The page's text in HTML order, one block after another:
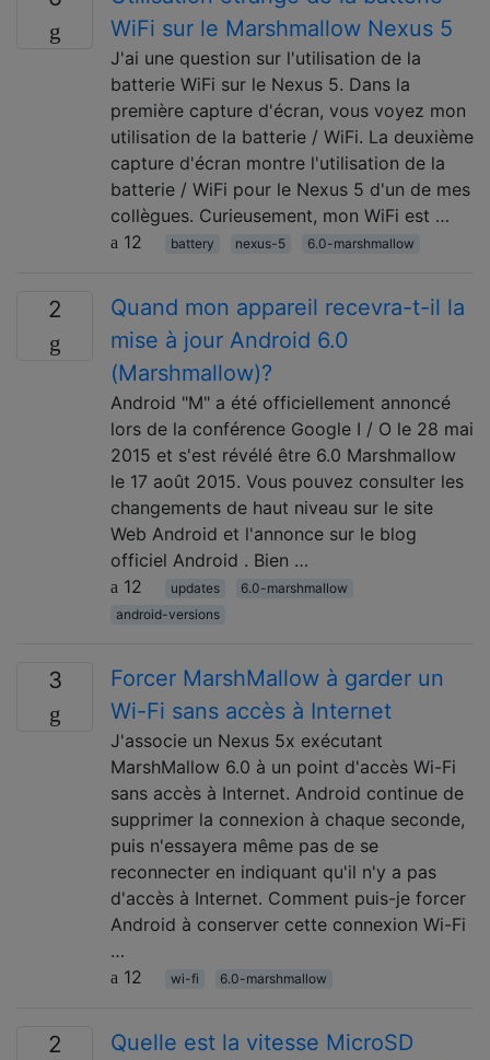
WiFi sur le Marshmallow Nexus 5
J'ai une question sur l'utilisation de la
batterie WiFi sur le Nexus 5. Dans la
première capture d'écran, vous voyez mon
utilisation de la batterie / WiFi. La deuxième
capture d'écran montre l'utilisation de la
batterie / WiFi pour le Nexus 5 d'un de mes
collègues. Curieusement, mon WiFi est …
12
battery nexus-5 6.0-marshmallow
2
Quand mon appareil recevra-t-il la
mise à jour Android 6.0
(Marshmallow)?
Android "M" a été officiellement annoncé
lors de la conférence Google I / O le 28 mai
2015 et s'est révélé être 6.0 Marshmallow
le 17 août 2015. Vous pouvez consulter les
changements de haut niveau sur le site
Web Android et l'annonce sur le blog
officiel Android . Bien …
12
updates
6.0-marshmallow
android-versions
3
Forcer MarshMallow à garder un
Wi-Fi sans accès à Internet
J'associe un Nexus 5x exécutant
MarshMallow 6.0 à un point d'accès Wi-Fi
sans accès à Internet. Android continue de
supprimer la connexion à chaque seconde,
puis n'essayera même pas de se
reconnecter en indiquant qu'il n'y a pas
d'accès à Internet. Comment puis-je forcer
Android à conserver cette connexion Wi-Fi
…
12
wi-fi 6.0-marshmallow
2
Quelle est la vitesse MicroSD